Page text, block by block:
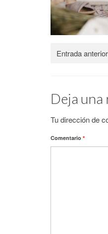
Entrada anterior
Deja una
Tu dirección de
Comentario *